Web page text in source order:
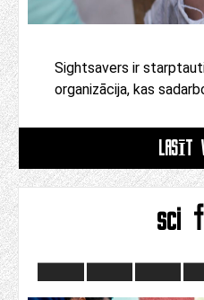
Sightsavers ir
organizācija, kas
LASĪT
sci